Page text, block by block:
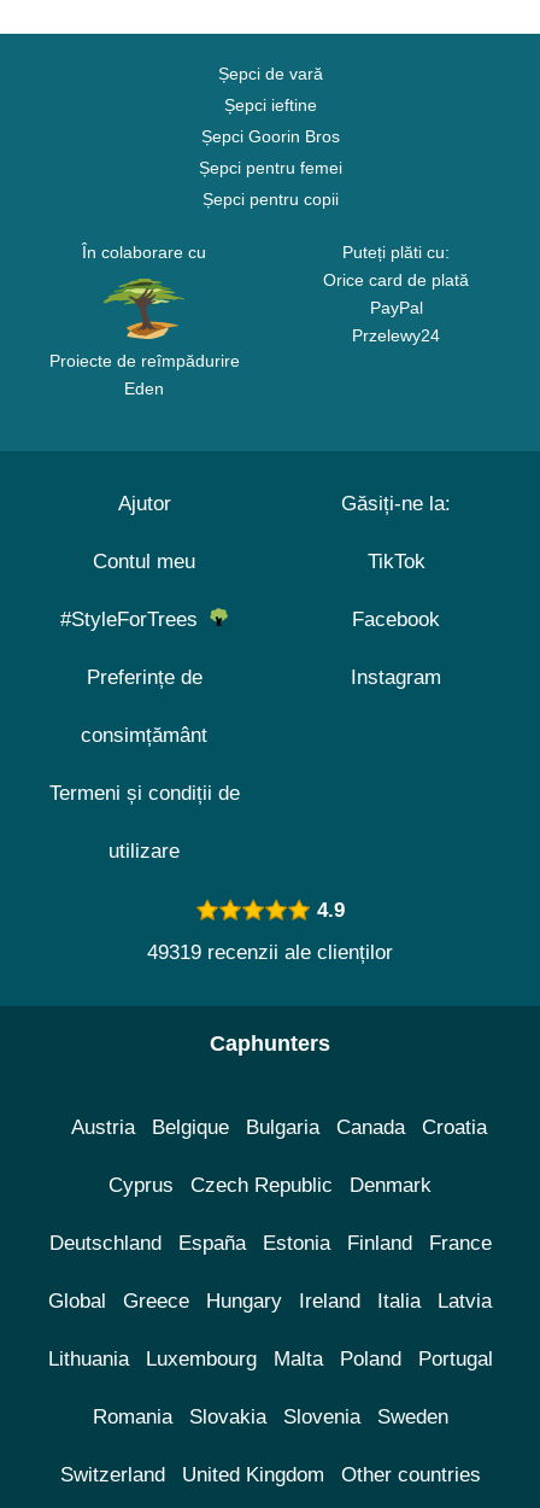
Șepci de vară
Șepci ieftine
Șepci Goorin Bros
Șepci pentru femei
Șepci pentru copii
În colaborare cu
Proiecte de reîmpădurire
Eden
Puteți plăti cu:
Orice card de plată
PayPal
Przelewy24
Ajutor
Contul meu
#StyleForTrees
Preferințe de
consimțământ
Termeni și condiții de
utilizare
Găsiți-ne la:
TikTok
Facebook
Instagram
4.9
49319 recenzii ale clienților
Caphunters
Austria Belgique Bulgaria Canada Croatia
Cyprus Czech Republic Denmark
Deutschland España Estonia Finland France
Global Greece Hungary Ireland Italia Latvia
Lithuania Luxembourg Malta Poland Portugal
Romania Slovakia Slovenia Sweden
Switzerland United Kingdom Other countries